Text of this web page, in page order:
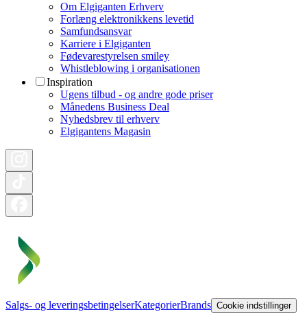
Om Elgiganten Erhverv
Forlæng elektronikkens levetid
Samfundsansvar
Karriere i Elgiganten
Fødevarestyrelsen smiley
Whistleblowing i organisationen
Inspiration
Ugens tilbud - og andre gode priser
Månedens Business Deal
Nyhedsbrev til erhverv
Elgigantens Magasin
Salgs- og leveringsbetingelserKategorierBrands Cookie indstillinger